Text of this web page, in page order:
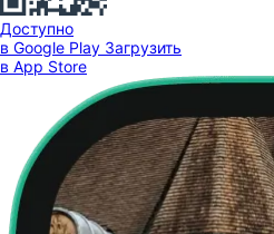
Доступно
в Google Play Загрузить
в App Store